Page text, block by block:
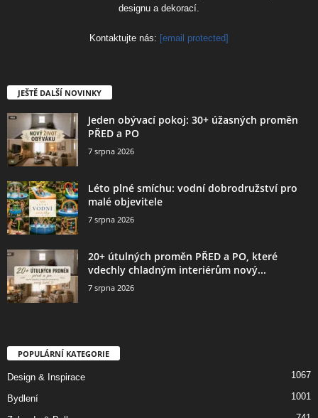
designu a dekorací.
Kontaktujte nás: [email protected]
JEŠTĚ DALŠÍ NOVINKY
Jeden obývací pokoj: 30+ úžasných proměn
PŘED a PO
7 srpna 2026
Léto plné smíchu: vodní dobrodružství pro
malé objevitele
7 srpna 2026
20+ útulných proměn PŘED a PO, které
vdechly chladným interiérům nový...
7 srpna 2026
POPULÁRNÍ KATEGORIE
Design & Inspirace 1067
Bydlení 1001